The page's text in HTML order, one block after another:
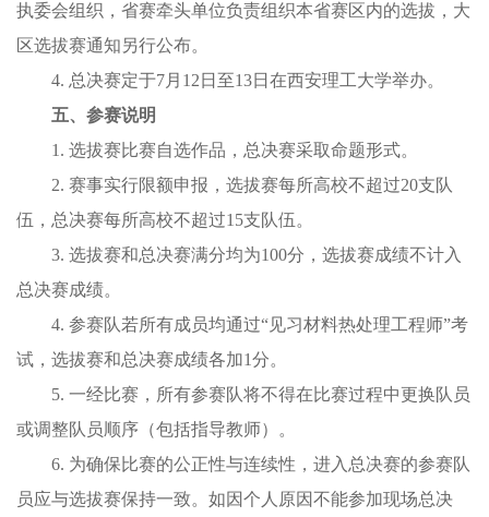
执委会组织，省赛牵头单位负责组织本省赛区内的选拔，大
区选拔赛通知另行公布。
4. 总决赛定于7月12日至13日在西安理工大学举办。
五、参赛说明
1. 选拔赛比赛自选作品，总决赛采取命题形式。
2. 赛事实行限额申报，选拔赛每所高校不超过20支队
伍，总决赛每所高校不超过15支队伍。
3. 选拔赛和总决赛满分均为100分，选拔赛成绩不计入
总决赛成绩。
4. 参赛队若所有成员均通过“见习材料热处理工程师”考
试，选拔赛和总决赛成绩各加1分。
5. 一经比赛，所有参赛队将不得在比赛过程中更换队员
或调整队员顺序（包括指导教师）。
6. 为确保比赛的公正性与连续性，进入总决赛的参赛队
员应与选拔赛保持一致。如因个人原因不能参加现场总决